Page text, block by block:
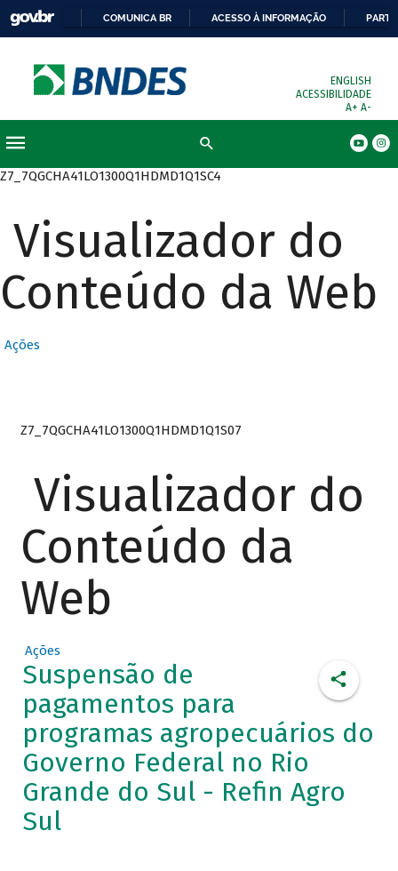
COMUNICA BR ACESSO À INFORMAÇÃO
ENGLISH
ACESSIBILIDADE
A+ A-
Z7_7QGCHA41LO1300Q1HDMD1Q1SC4
Visualizador do
Conteúdo da Web
Ações
Z7_7QGCHA41LO1300Q1HDMD1Q1S07
Visualizador do
Conteúdo da
Web
Ações
Suspensão de
pagamentos para
programas agropecuários do
Governo Federal no Rio
Grande do Sul - Refin Agro
Sul